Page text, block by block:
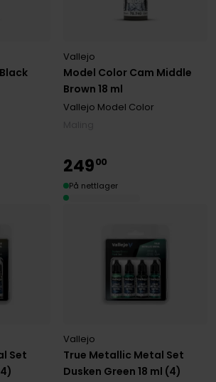
Model Color Cam Middle
Brown 18 ml
Vallejo
Vallejo Model Color
Set
True Metallic Metal Set
Dusken Green 18 ml (4)
Vallejo
24900
På nettlager